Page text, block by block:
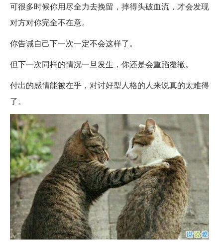
可很多时候你用尽全力去挽留，摔得头破血流，才会发现
对方对你完全不在意。
你告诫自己下一次一定不会这样了。
但下一次同样的情况一旦发生，你还是会重蹈覆辙。
付出的感情能被在乎，对讨好型人格的人来说真的太难得
了。